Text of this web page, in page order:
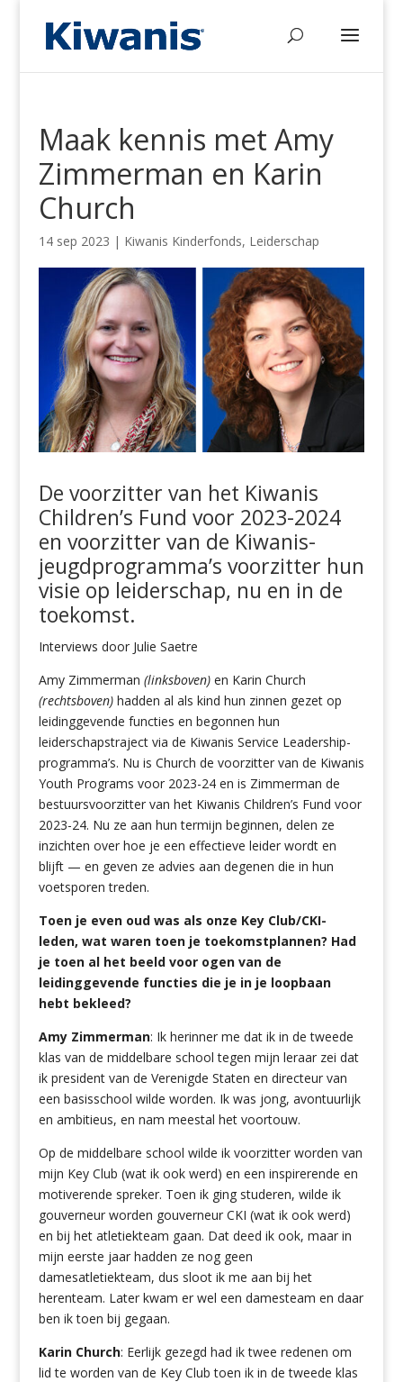
Maak kennis met Amy
Zimmerman en Karin
Church
14 sep 2023 | Kiwanis Kinderfonds, Leiderschap
De voorzitter van het Kiwanis
Children’s Fund voor 2023-2024
en voorzitter van de Kiwanis-
jeugdprogramma’s voorzitter hun
visie op leiderschap, nu en in de
toekomst.
Interviews door Julie Saetre
Amy Zimmerman (linksboven)en Karin Church
(rechtsboven)hadden al als kind hun zinnen gezet op
leidinggevende functies en begonnen hun
leiderschapstraject via de Kiwanis Service Leadership-
programma’s. Nu is Church de voorzitter van de Kiwanis
Youth Programs voor 2023-24 en is Zimmerman de
bestuursvoorzitter van het Kiwanis Children’s Fund voor
2023-24. Nu ze aan hun termijn beginnen, delen ze
inzichten over hoe je een effectieve leider wordt en
blijft — en geven ze advies aan degenen die in hun
voetsporen treden.
Toen je even oud was als onze Key Club/CKI-
leden, wat waren toen je toekomstplannen? Had
je toen al het beeld voor ogen van de
leidinggevende functies die je in je loopbaan
hebt bekleed?
Amy Zimmerman: Ik herinner me dat ik in de tweede
klas van de middelbare school tegen mijn leraar zei dat
ik president van de Verenigde Staten en directeur van
een basisschool wilde worden. Ik was jong, avontuurlijk
en ambitieus, en nam meestal het voortouw.
Op de middelbare school wilde ik voorzitter worden van
mijn Key Club (wat ik ook werd) en een inspirerende en
motiverende spreker. Toen ik ging studeren, wilde ik
gouverneur worden gouverneur CKI (wat ik ook werd)
en bij het atletiekteam gaan. Dat deed ik ook, maar in
mijn eerste jaar hadden ze nog geen
damesatletiekteam, dus sloot ik me aan bij het
herenteam. Later kwam er wel een damesteam en daar
ben ik toen bij gegaan.
Karin Church: Eerlijk gezegd had ik twee redenen om
lid te worden van de Key Club toen ik in de tweede klas